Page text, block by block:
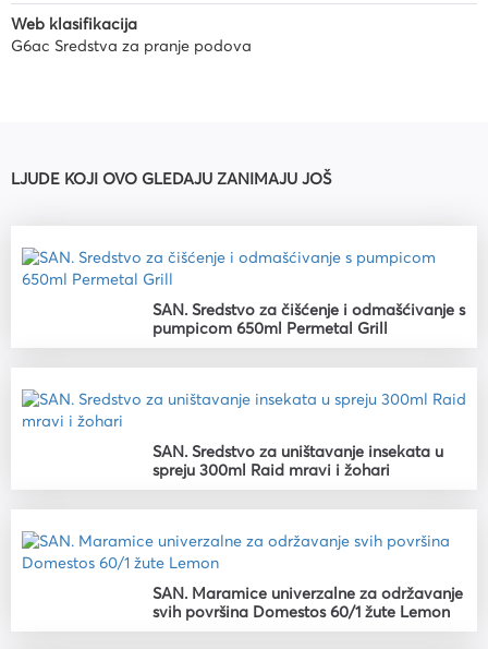
Web klasifikacija
G6ac Sredstva za pranje podova
LJUDE KOJI OVO GLEDAJU ZANIMAJU JOŠ
SAN. Sredstvo za čišćenje i odmašćivanje s
pumpicom 650ml Permetal Grill
SAN. Sredstvo za uništavanje insekata u
spreju 300ml Raid mravi i žohari
SAN. Maramice univerzalne za održavanje
svih površina Domestos 60/1 žute Lemon